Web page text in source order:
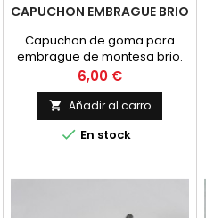
CAPUCHON EMBRAGUE BRIO
Capuchon de goma para
embrague de montesa brio.
Nuevo
Precio
6,00 €
 Añadir al carro
 En stock